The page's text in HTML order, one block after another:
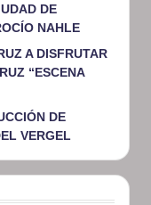
DE
NAHLE
A DISFRUTAR
“ESCENA
DE
VERGEL